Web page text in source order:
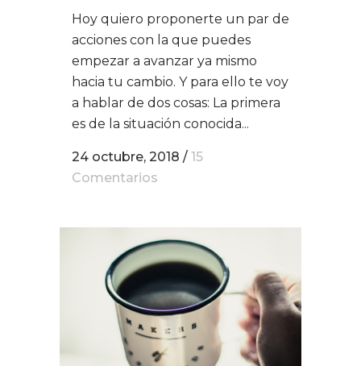
Hoy quiero proponerte un par de
acciones con la que puedes
empezar a avanzar ya mismo
hacia tu cambio. Y para ello te voy
a hablar de dos cosas: La primera
es de la situación conocida...
24 octubre, 2018 / 15
Comentarios